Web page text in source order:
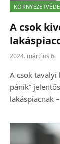
A csok
2024. március 6.
A csok tavalyi
pánik”
lakáspiacnak